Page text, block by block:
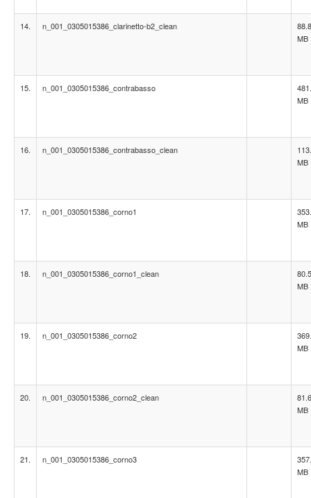
14. n_001_0305015386_clarinetto-b2_clean
MB
15. n_001_0305015386_contrabasso
MB
16. n_001_0305015386_contrabasso_clean
MB
17. n_001_0305015386_corno1
MB
18. n_001_0305015386_corno1_clean
MB
19. n_001_0305015386_corno2
MB
20. n_001_0305015386_corno2_clean
MB
21. n_001_0305015386_corno3
MB